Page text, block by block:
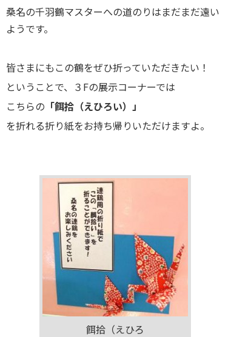
桑名の千羽鶴マスターへの道のりはまだまだ遠い
ようです。
皆さまにもこの鶴をぜひ折っていただきたい！
ということで、３Fの展示コーナーでは
こちらの 「餌拾（えひろい）」
を折れる折り紙をお持ち帰りいただけますよ。
餌拾（えひろ